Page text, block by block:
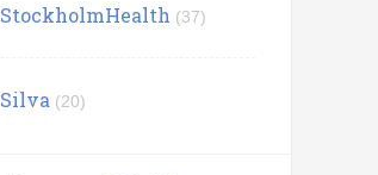
StockholmHealth (37)
Silva (20)